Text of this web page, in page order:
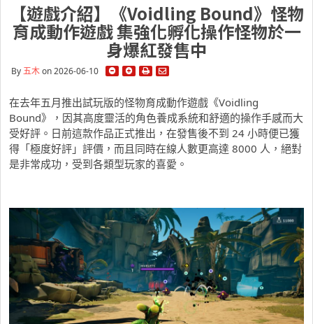
【遊戲介紹】《Voidling Bound》怪物
育成動作遊戲 集強化孵化操作怪物於一
身爆紅發售中
By五木on 2026-06-10
在去年五月推出試玩版的怪物育成動作遊戲《Voidling
Bound》，因其高度靈活的角色養成系統和舒適的操作手感而大
受好評。日前這款作品正式推出，在發售後不到 24 小時便已獲
得「極度好評」評價，而且同時在線人數更高達 8000 人，絕對
是非常成功，受到各類型玩家的喜愛。